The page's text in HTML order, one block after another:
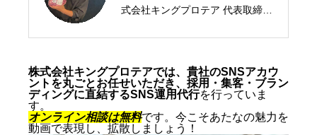
式会社キングプロテア 代表取締役
市生まれ。10代からSNSマーケテ
ィングの最前線に立ち、ショート
動画を軸にした集客・ブランディ
ングを専門とする。SNS運用代行
株式会社キングプロテアでは、貴社のSNSアカウ
ントを丸ごとお任せいただき、採用・集客・ブラン
ディングに直結するSNS運用代行を行っていま
す。
オンライン相談は無料です。今こそあたなの魅力を
動画で表現し、拡散しましょう！